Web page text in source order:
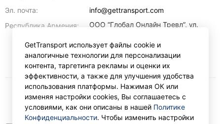
Эл. почта:
info@gettransport.com
Республика Армения:
ООО “Глобал Онлайн Тревл”, ул.
регистрационный номер
271.110.1183229, РНН 00238516
Ереван 0070
RUB
GetTransport использует файлы cookie и
аналогичные технологии для персонализации
контента, таргетинга рекламы и оценки их
эффективности, а также для улучшения удобства
использования платформы. Нажимая ОК или
изменяя настройки cookies, Вы соглашаетесь с
условиями, как они описаны в нашей Политике
Конфиденциальности. Чтобы изменить настройки